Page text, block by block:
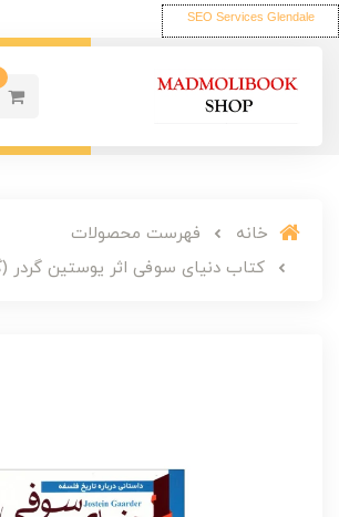
SEO Services Glendale
خانه
فهرست محصولات
کتاب دنیای سوفی اثر یوستین گردر